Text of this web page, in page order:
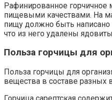
Рафинированное горчичное
пищевыми качествами. На
пищу должно быть написано
что из него удалены
Польза горчицы для
Польза горчицы для
вещества в составе разных